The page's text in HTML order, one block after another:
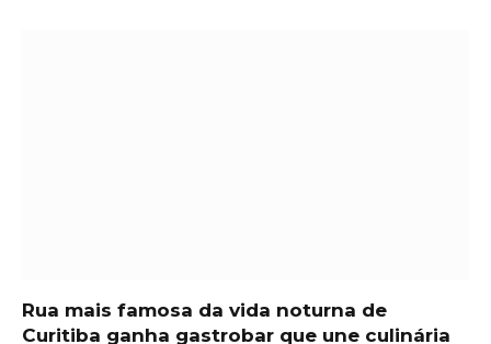
Rua mais famosa da vida noturna de
Curitiba ganha gastrobar que une culinária